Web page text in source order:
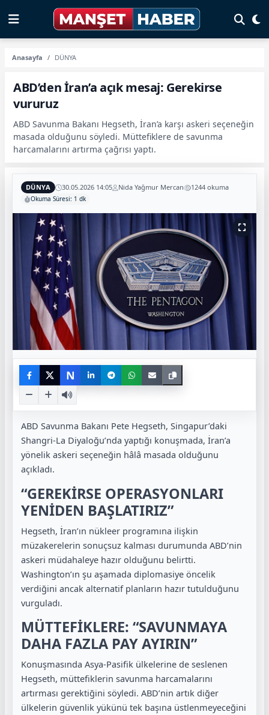
Anasayfa DÜNYA
ABD’den İran’a açık mesaj: Gerekirse
vururuz
ABD Savunma Bakanı Hegseth, İran’a karşı askeri seçeneğin
masada olduğunu söyledi. Müttefiklere de savunma
harcamalarını artırma çağrısı yaptı.
DÜNYA 30.05.2026 14:05 Nida Yağmur Mercan 1244 okuma
Okuma Süresi: 1 dk
N
ABD Savunma Bakanı Pete Hegseth, Singapur’daki
Shangri-La Diyaloğu’nda yaptığı konuşmada, İran’a
yönelik askeri seçeneğin hâlâ masada olduğunu
açıkladı.
“GEREKİRSE OPERASYONLARI
YENİDEN BAŞLATIRIZ”
Hegseth, İran’ın nükleer programına ilişkin
müzakerelerin sonuçsuz kalması durumunda ABD’nin
askeri müdahaleye hazır olduğunu belirtti.
Washington’ın şu aşamada diplomasiye öncelik
verdiğini ancak alternatif planların hazır tutulduğunu
vurguladı.
MÜTTEFİKLERE: “SAVUNMAYA
DAHA FAZLA PAY AYIRIN”
Konuşmasında Asya-Pasifik ülkelerine de seslenen
Hegseth, müttefiklerin savunma harcamalarını
artırması gerektiğini söyledi. ABD’nin artık diğer
ülkelerin güvenlik yükünü tek başına üstlenmeyeceğini